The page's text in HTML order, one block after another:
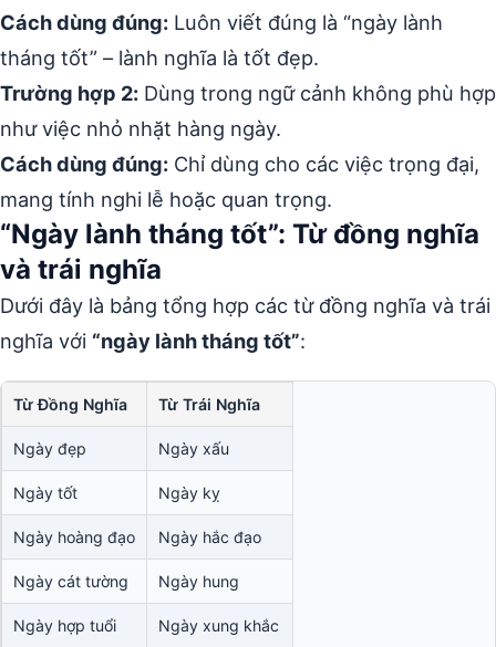
Cách dùng đúng: Luôn viết đúng là “ngày lành
tháng tốt” – lành nghĩa là tốt đẹp.
Trường hợp 2: Dùng trong ngữ cảnh không phù hợp
như việc nhỏ nhặt hàng ngày.
Cách dùng đúng: Chỉ dùng cho các việc trọng đại,
mang tính nghi lễ hoặc quan trọng.
“Ngày lành tháng tốt”: Từ đồng nghĩa
và trái nghĩa
Dưới đây là bảng tổng hợp các từ đồng nghĩa và trái
nghĩa với “ngày lành tháng tốt”:
Từ Đồng Nghĩa Từ Trái Nghĩa
Ngày đẹp Ngày xấu
Ngày tốt Ngày kỵ
Ngày hoàng đạo Ngày hắc đạo
Ngày cát tường Ngày hung
Ngày hợp tuổi Ngày xung khắc